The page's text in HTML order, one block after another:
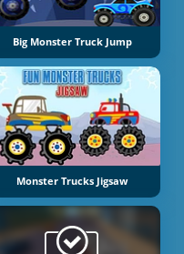
Big Monster Truck Jump
Monster Trucks Jigsaw